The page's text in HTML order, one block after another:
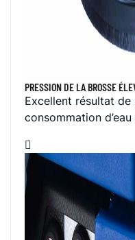
PRESSION DE LA BROSSE
Excellent résultat
consommation